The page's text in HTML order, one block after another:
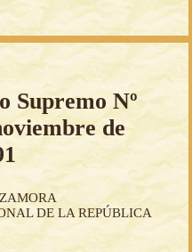
Supremo Nº
de
DE LA REPÚBLICA